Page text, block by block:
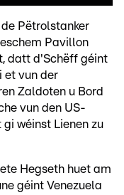
Pëtrolstanker
Pavillon
datt d'Schëff géint
et vun der
Zaldoten u Bord
vun den US-
wéinst Lienen zu
Hegseth huet am
géint Venezuela